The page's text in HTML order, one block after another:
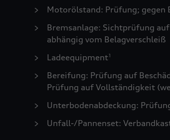
Motorölstand: Prüfung; gegen
Bremsanlage: Sichtprüfung
abhängig vom Belagverschleiß
Ladeequipment1
Bereifung: Prüfung auf
Prüfung auf Vollständigkeit
Unterbodenabdeckung:
Unfall-/Pannenset: